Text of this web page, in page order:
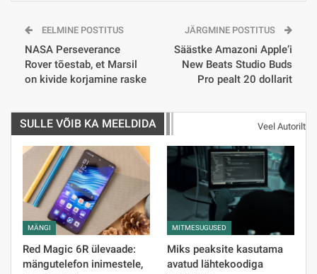
EELMINE POSTITUS
NASA Perseverance
Rover tõestab, et Marsil
on kivide korjamine raske
JÄRGMINE POSTITUS
Säästke Amazoni Apple’i
New Beats Studio Buds
Pro pealt 20 dollarit
SULLE VÕIB KA MEELDIDA Veel Autorilt
MÄNGI
Red Magic 6R ülevaade:
mängutelefon inimestele,
MITMESUGUSED
Miks peaksite kasutama
avatud lähtekoodiga